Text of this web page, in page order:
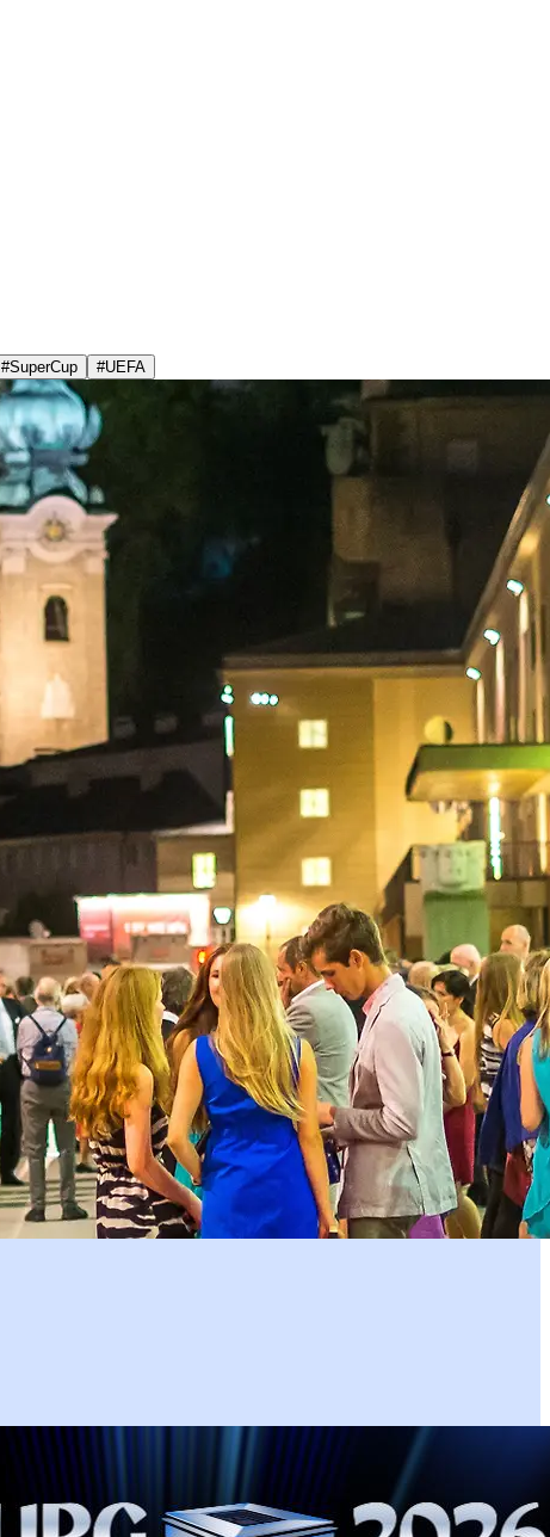
#SuperCup #UEFA